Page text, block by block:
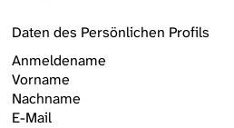
Daten des Persönlichen Profils
Anmeldename
Vorname
Nachname
E-Mail